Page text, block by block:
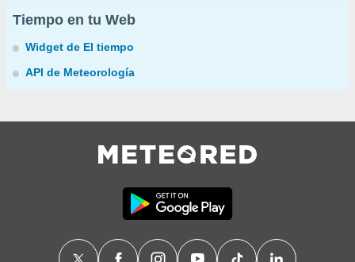
Tiempo en tu Web
Widget de El tiempo
API de Meteorología